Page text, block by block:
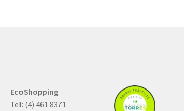
EcoShopping
Tel: (4) 461 8371